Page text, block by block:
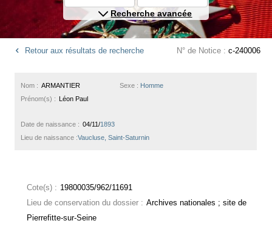
Recherche avancée
Retour aux résultats de recherche N° de Notice : c-240006
Sexe : Homme
Nom : ARMANTIER
Prénom(s) : Léon Paul
Date de naissance : 04/11/1893
Lieu de naissance :Vaucluse, Saint-Saturnin
Cote(s) : 19800035/962/11691
Lieu de conservation du dossier : Archives nationales ; site de
Pierrefitte-sur-Seine